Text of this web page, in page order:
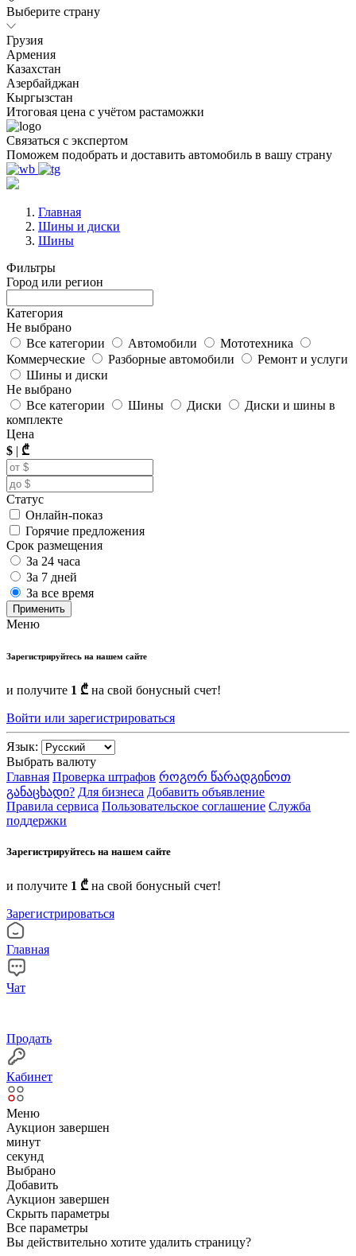
Выберите страну
Грузия
Армения
Казахстан
Азербайджан
Кыргызстан
Итоговая цена с учётом растаможки
Связаться с экспертом
Поможем подобрать и доставить автомобиль в вашу страну
Главная
Шины и диски
Шины
Фильтры
Город или регион
Категория
Не выбрано
Все категории
Автомобили
Мототехника
Коммерческие
Разборные автомобили
Ремонт и услуги
Шины и диски
Не выбрано
Все категории
Шины Диски
Диски и шины в
комплекте
Цена
$ | ₾
Статус
Онлайн-показ
Горячие предложения
Срок размещения
За 24 часа
За 7 дней
За все время
Применить
Меню
Зарегистрируйтесь на нашем сайте
и получите 1 ₾ на свой бонусный счет!
Войти или зарегистрироваться
Язык:
Выбрать валюту
Главная Проверка штрафов როგორ წარადგინოთ
განაცხადი? Для бизнеса Добавить объявление
Правила сервиса Пользовательское соглашение Служба
поддержки
Зарегистрируйтесь на нашем сайте
и получите 1 ₾ на свой бонусный счет!
Зарегистрироваться
Главная
Чат
Продать
Кабинет
Меню
Аукцион завершен
минут
секунд
Выбрано
Добавить
Аукцион завершен
Скрыть параметры
Все параметры
Вы действительно хотите удалить страницу?